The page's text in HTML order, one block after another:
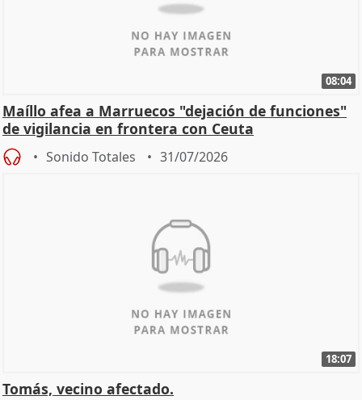
08:04
Maíllo afea a Marruecos "dejación de funciones"
de vigilancia en frontera con Ceuta
Sonido Totales 31/07/2026
18:07
Tomás, vecino afectado.